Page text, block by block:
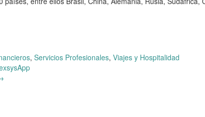
, Servicios Profesionales, Viajes y Hospitalidad